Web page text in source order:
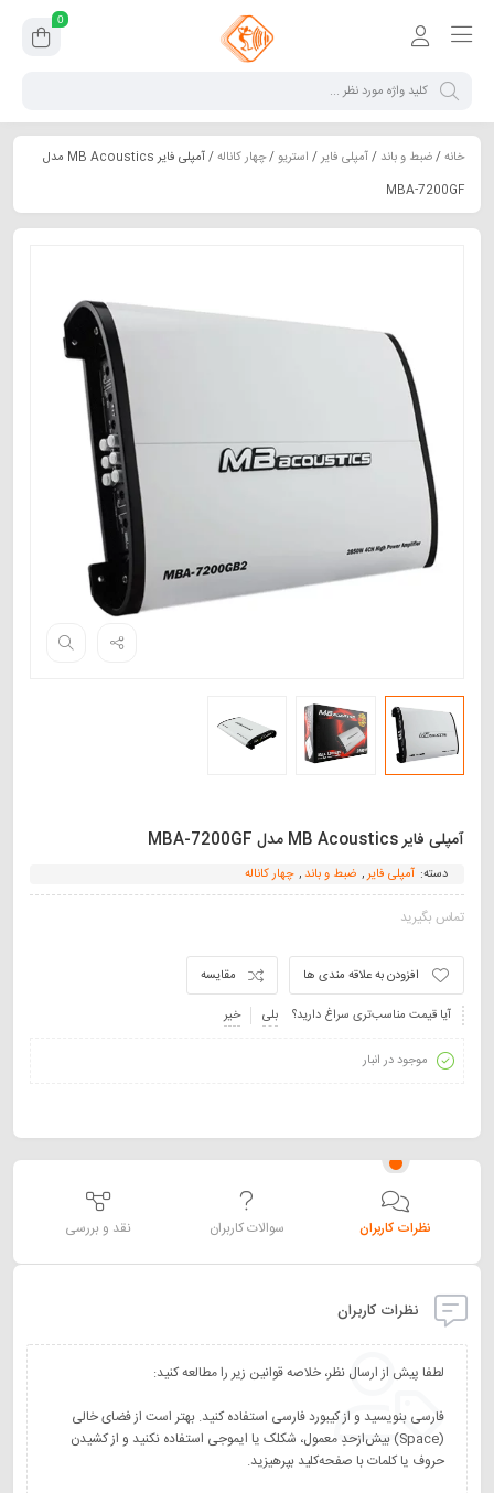
0
خانه/ضبط و باند /آمپلی فایر/ استریو/چهار کاناله
/ آمپلی فایر MB Acoustics مدل
MBA-7200GF
آمپلی فایر MB Acoustics مدل MBA-7200GF
دسته: آمپلی فایر, ضبط و باند , چهار کاناله
تماس بگیرید
مقایسه
افزودن به علاقه مندی ها
آیا قیمت مناسب‌تری سراغ دارید؟
بلی خیر
موجود در انبار
نظرات کاربران سوالات کاربران نقد و بررسی
نظرات کاربران
فارسی بنویسید و از کیبورد فارسی استفاده کنید. بهتر است از فضای خالی
(Space) بیش‌از‌حدِ معمول، شکلک یا ایموجی استفاده نکنید و از کشیدن